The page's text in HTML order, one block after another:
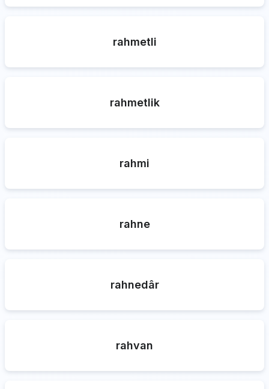
rahmetli
rahmetlik
rahmi
rahne
rahnedâr
rahvan